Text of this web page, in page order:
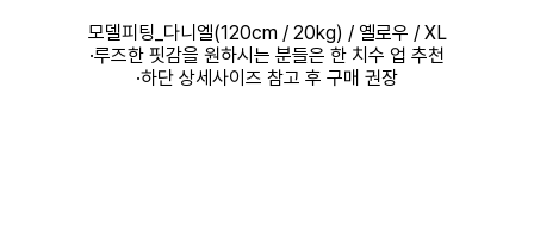
모델피팅_다니엘(120cm / 20kg) / 옐로우 / XL
·루즈한 핏감을 원하시는 분들은 한 치수 업 추천
·하단 상세사이즈 참고 후 구매 권장